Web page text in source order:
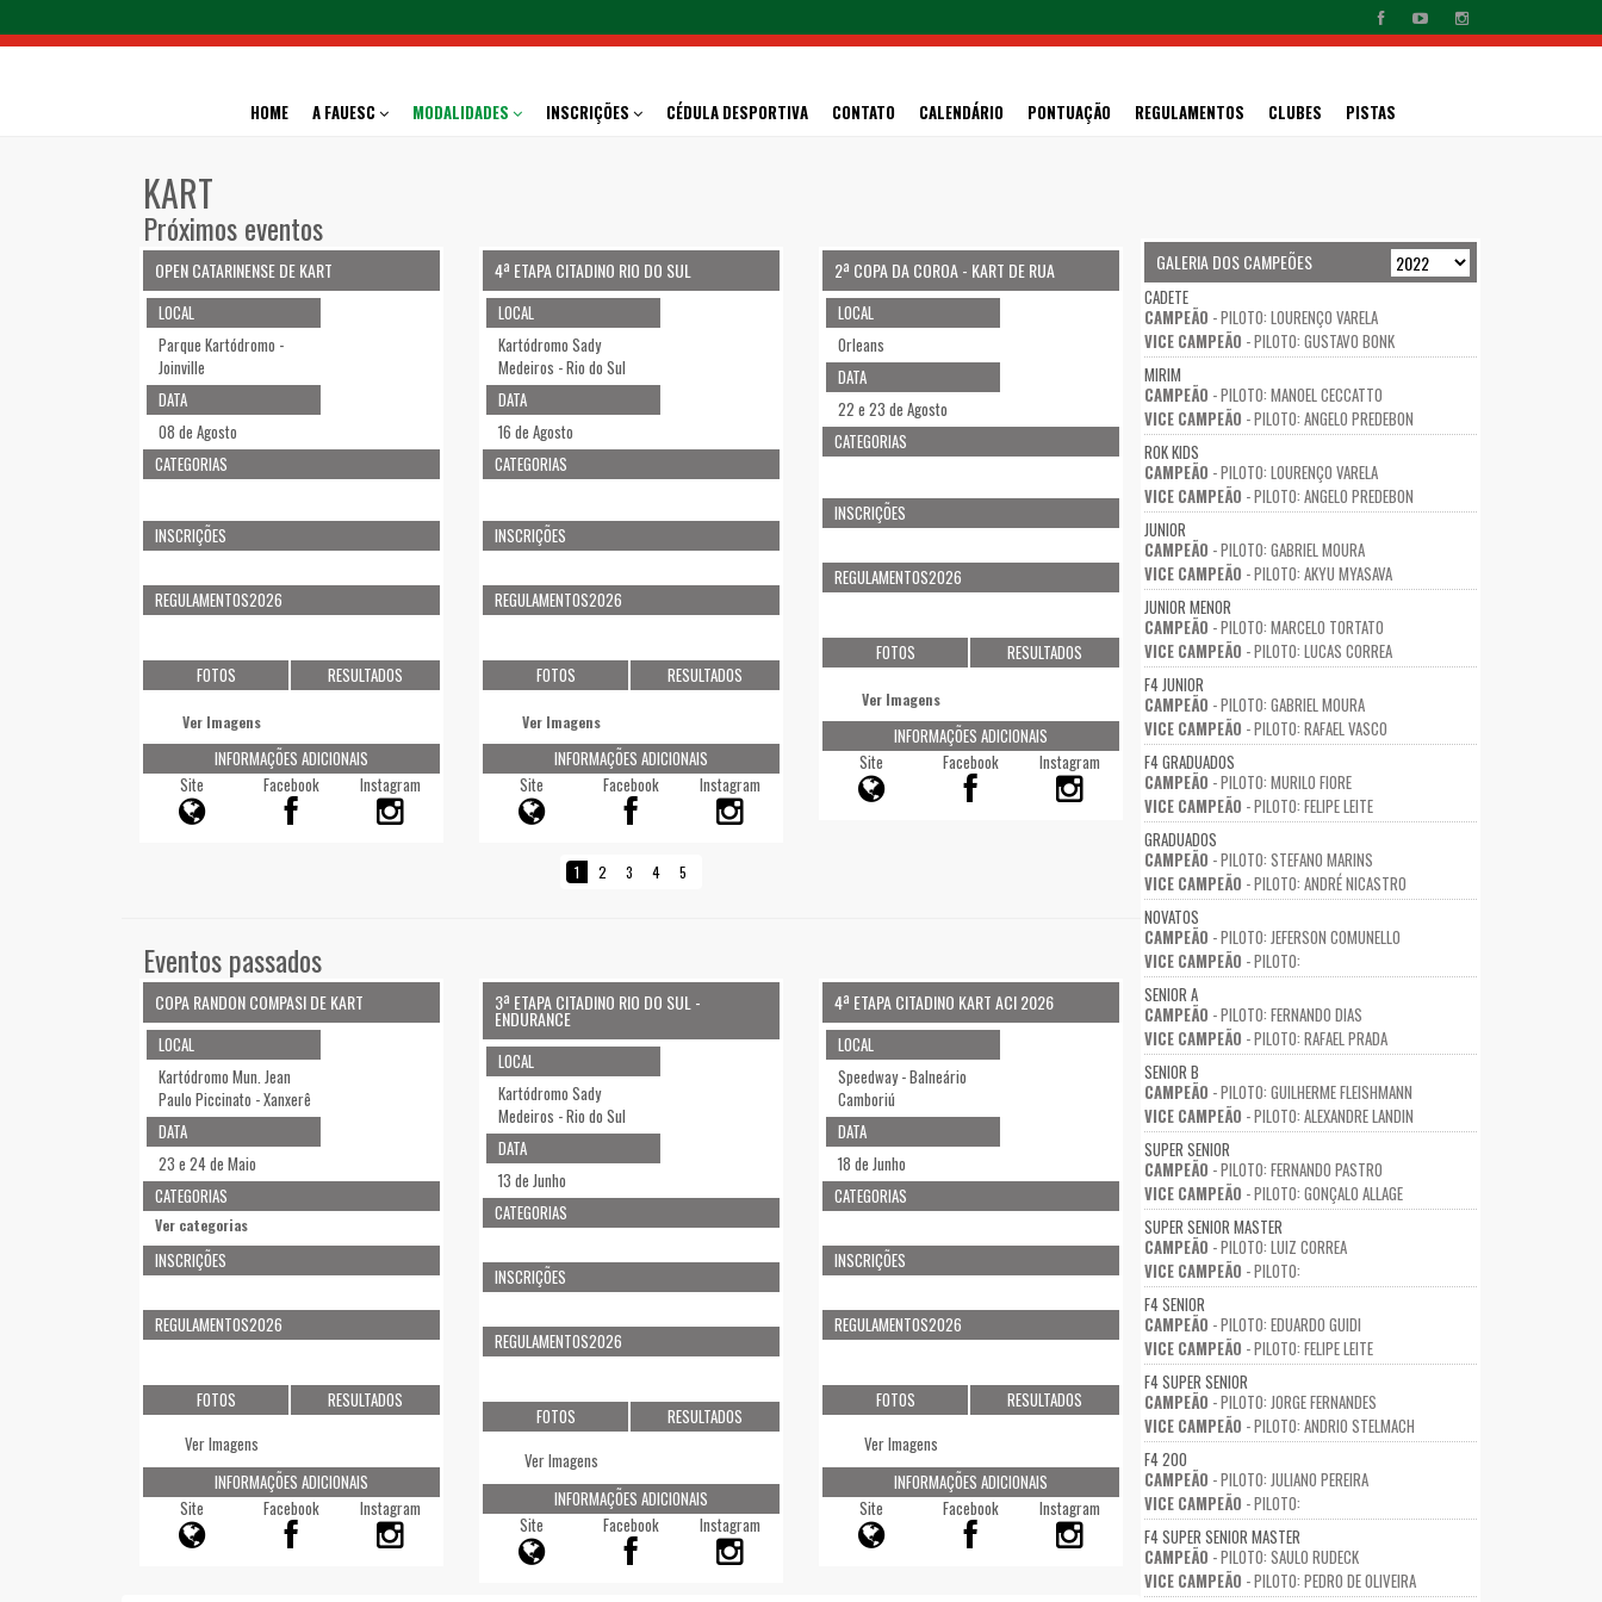
HOME A FAUESC MODALIDADES INSCRIÇÕES CÉDULA DESPORTIVA CONTATO CALENDÁRIO PONTUAÇÃO REGULAMENTOS CLUBES PISTAS
KART
Próximos eventos
OPEN CATARINENSE DE KART
LOCAL
Parque Kartódromo -
Joinville
DATA
08 de Agosto
CATEGORIAS
INSCRIÇÕES
REGULAMENTOS2026
FOTOS
Ver Imagens
RESULTADOS
INFORMAÇÕES ADICIONAIS
Site
Facebook Instagram
4ª ETAPA CITADINO RIO DO SUL
LOCAL
Kartódromo Sady
Medeiros - Rio do Sul
DATA
16 de Agosto
CATEGORIAS
INSCRIÇÕES
REGULAMENTOS2026
FOTOS
Ver Imagens
RESULTADOS
INFORMAÇÕES ADICIONAIS
Site
Facebook Instagram
2ª COPA DA COROA - KART DE RUA
LOCAL
Orleans
DATA
22 e 23 de Agosto
CATEGORIAS
INSCRIÇÕES
REGULAMENTOS2026
FOTOS
Ver Imagens
RESULTADOS
INFORMAÇÕES ADICIONAIS
Site
Facebook Instagram
1 2 3 4 5
Eventos passados
COPA RANDON COMPASI DE KART
LOCAL
Kartódromo Mun. Jean
Paulo Piccinato - Xanxerê
DATA
23 e 24 de Maio
CATEGORIAS
Ver categorias
INSCRIÇÕES
REGULAMENTOS2026
FOTOS
Ver Imagens
RESULTADOS
INFORMAÇÕES ADICIONAIS
Site
Facebook Instagram
3ª ETAPA CITADINO RIO DO SUL -
ENDURANCE
LOCAL
Kartódromo Sady
Medeiros - Rio do Sul
DATA
13 de Junho
CATEGORIAS
INSCRIÇÕES
REGULAMENTOS2026
FOTOS
Ver Imagens
RESULTADOS
INFORMAÇÕES ADICIONAIS
Site
Facebook Instagram
4ª ETAPA CITADINO KART ACI 2026
LOCAL
Speedway - Balneário
Camboriú
DATA
18 de Junho
CATEGORIAS
INSCRIÇÕES
REGULAMENTOS2026
FOTOS
Ver Imagens
RESULTADOS
INFORMAÇÕES ADICIONAIS
Site
Facebook Instagram
GALERIA DOS CAMPEÕES
CADETE
CAMPEÃO - PILOTO: LOURENÇO VARELA
VICE CAMPEÃO - PILOTO: GUSTAVO BONK
MIRIM
CAMPEÃO - PILOTO: MANOEL CECCATTO
VICE CAMPEÃO - PILOTO: ANGELO PREDEBON
ROK KIDS
CAMPEÃO - PILOTO: LOURENÇO VARELA
VICE CAMPEÃO - PILOTO: ANGELO PREDEBON
JUNIOR
CAMPEÃO - PILOTO: GABRIEL MOURA
VICE CAMPEÃO - PILOTO: AKYU MYASAVA
JUNIOR MENOR
CAMPEÃO - PILOTO: MARCELO TORTATO
VICE CAMPEÃO - PILOTO: LUCAS CORREA
F4 JUNIOR
CAMPEÃO - PILOTO: GABRIEL MOURA
VICE CAMPEÃO - PILOTO: RAFAEL VASCO
F4 GRADUADOS
CAMPEÃO - PILOTO: MURILO FIORE
VICE CAMPEÃO - PILOTO: FELIPE LEITE
GRADUADOS
CAMPEÃO - PILOTO: STEFANO MARINS
VICE CAMPEÃO - PILOTO: ANDRÉ NICASTRO
NOVATOS
CAMPEÃO - PILOTO: JEFERSON COMUNELLO
VICE CAMPEÃO - PILOTO:
SENIOR A
CAMPEÃO - PILOTO: FERNANDO DIAS
VICE CAMPEÃO - PILOTO: RAFAEL PRADA
SENIOR B
CAMPEÃO - PILOTO: GUILHERME FLEISHMANN
VICE CAMPEÃO - PILOTO: ALEXANDRE LANDIN
SUPER SENIOR
CAMPEÃO - PILOTO: FERNANDO PASTRO
VICE CAMPEÃO - PILOTO: GONÇALO ALLAGE
SUPER SENIOR MASTER
CAMPEÃO - PILOTO: LUIZ CORREA
VICE CAMPEÃO - PILOTO:
F4 SENIOR
CAMPEÃO - PILOTO: EDUARDO GUIDI
VICE CAMPEÃO - PILOTO: FELIPE LEITE
F4 SUPER SENIOR
CAMPEÃO - PILOTO: JORGE FERNANDES
VICE CAMPEÃO - PILOTO: ANDRIO STELMACH
F4 200
CAMPEÃO - PILOTO: JULIANO PEREIRA
VICE CAMPEÃO - PILOTO:
F4 SUPER SENIOR MASTER
CAMPEÃO - PILOTO: SAULO RUDECK
VICE CAMPEÃO - PILOTO: PEDRO DE OLIVEIRA